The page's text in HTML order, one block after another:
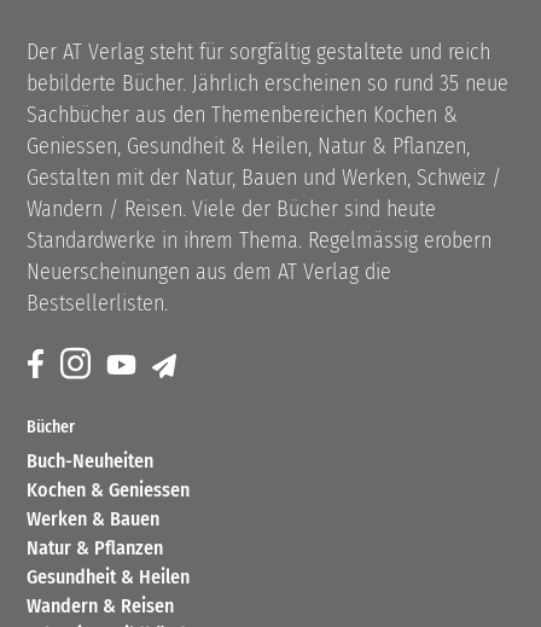
Der AT Verlag steht für sorgfältig gestaltete und reich
bebilderte Bücher. Jährlich erscheinen so rund 35 neue
Sachbücher aus den Themenbereichen Kochen &
Geniessen, Gesundheit & Heilen, Natur & Pflanzen,
Gestalten mit der Natur, Bauen und Werken, Schweiz /
Wandern / Reisen. Viele der Bücher sind heute
Standardwerke in ihrem Thema. Regelmässig erobern
Neuerscheinungen aus dem AT Verlag die
Bestsellerlisten.
Bücher
Buch-Neuheiten
Kochen & Geniessen
Werken & Bauen
Natur & Pflanzen
Gesundheit & Heilen
Wandern & Reisen